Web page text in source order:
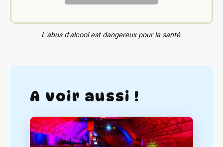
L'abus d'alcool est dangereux pour la santé.
A voir aussi !